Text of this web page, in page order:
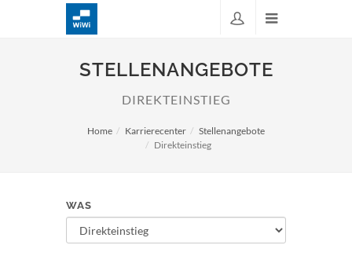
STELLENANGEBOTE
DIREKTEINSTIEG
Home Karrierecenter
Stellenangebote
Direkteinstieg
WAS